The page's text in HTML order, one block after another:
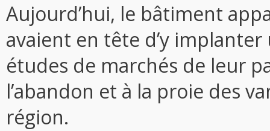
Aujourd’hui, le bâtiment
avaient en tête d’y
études de marchés de leur
l’abandon et à la proie des
région.